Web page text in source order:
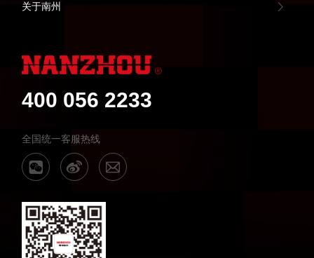
关于南州
400 056 2233
全国统一客服热线